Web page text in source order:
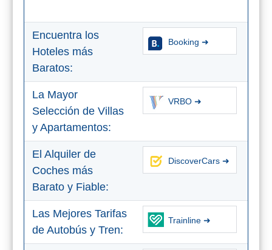
Encuentra los
Hoteles más
Baratos:
Booking ➜
La Mayor
Selección de Villas
y Apartamentos:
VRBO ➜
El Alquiler de
Coches más
Barato y Fiable:
DiscoverCars ➜
Las Mejores Tarifas
de Autobús y Tren:
Trainline ➜